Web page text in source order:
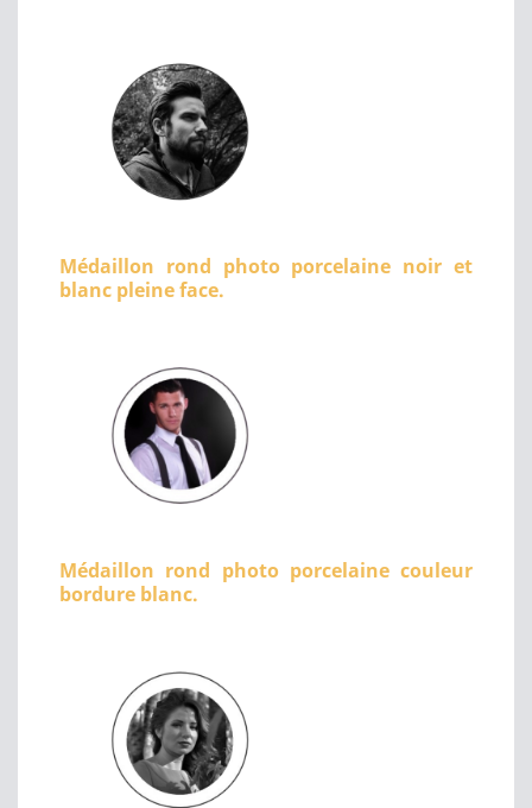
Médaillon rond photo porcelaine noir et
blanc pleine face.
Médaillon rond photo porcelaine couleur
bordure blanc.